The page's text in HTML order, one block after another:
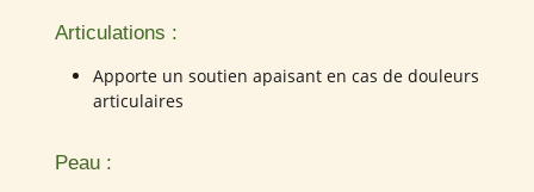
Articulations :
Apporte un soutien apaisant en cas de douleurs
articulaires
Peau :